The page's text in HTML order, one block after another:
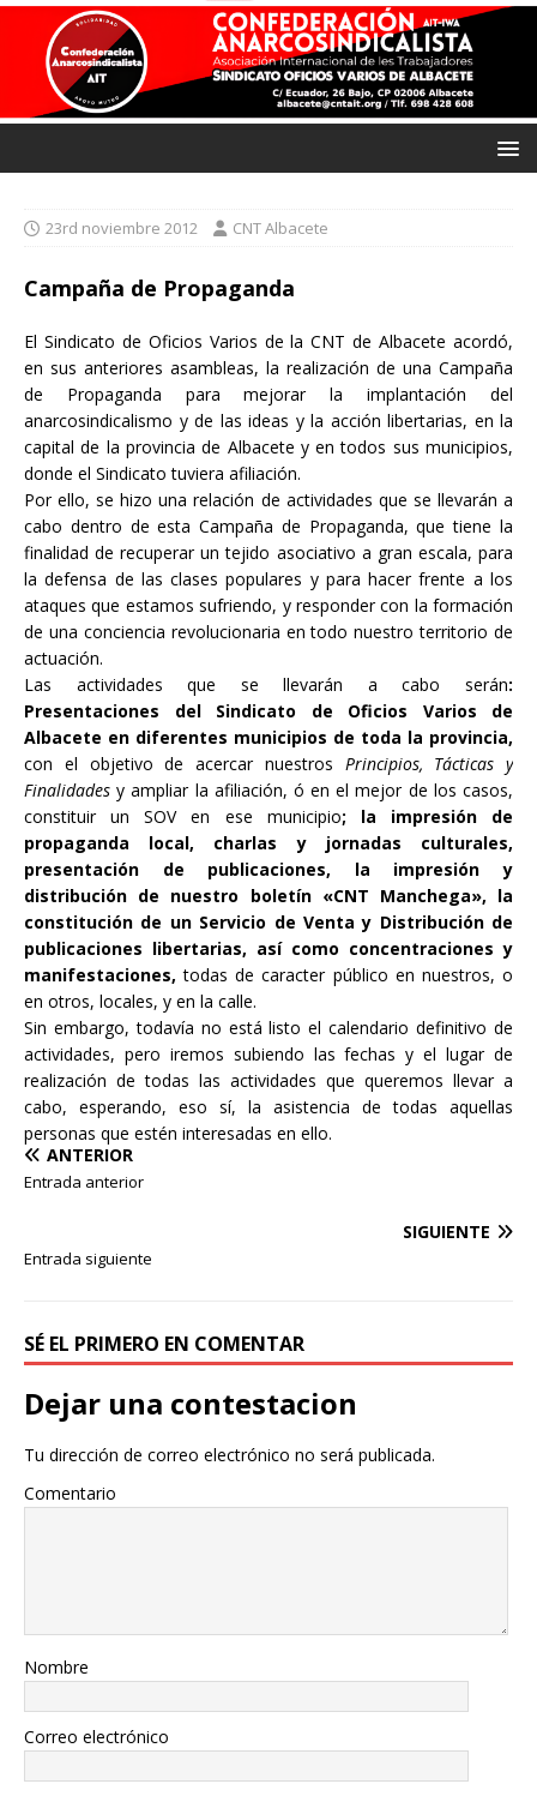
23rd noviembre 2012 CNT Albacete
Campaña de Propaganda
El Sindicato de Oficios Varios de la CNT de Albacete acordó,
en sus anteriores asambleas, la realización de una Campaña
de Propaganda para mejorar la implantación del
anarcosindicalismo y de las ideas y la acción libertarias, en la
capital de la provincia de Albacete y en todos sus municipios,
donde el Sindicato tuviera afiliación.
Por ello, se hizo una relación de actividades que se llevarán a
cabo dentro de esta Campaña de Propaganda, que tiene la
finalidad de recuperar un tejido asociativo a gran escala, para
la defensa de las clases populares y para hacer frente a los
ataques que estamos sufriendo, y responder con la formación
de una conciencia revolucionaria en todo nuestro territorio de
actuación.
Las actividades que se llevarán a cabo serán:
Presentaciones del Sindicato de Oficios Varios de
Albacete en diferentes municipios de toda la provincia,
con el objetivo de acercar nuestros Principios, Tácticas y
Finalidades y ampliar la afiliación, ó en el mejor de los casos,
constituir un SOV en ese municipio; la impresión de
propaganda local, charlas y jornadas culturales,
presentación de publicaciones, la impresión y
distribución de nuestro boletín «CNT Manchega», la
constitución de un Servicio de Venta y Distribución de
publicaciones libertarias, así como concentraciones y
manifestaciones, todas de caracter público en nuestros, o
en otros, locales, y en la calle.
Sin embargo, todavía no está listo el calendario definitivo de
actividades, pero iremos subiendo las fechas y el lugar de
realización de todas las actividades que queremos llevar a
cabo, esperando, eso sí, la asistencia de todas aquellas
personas que estén interesadas en ello.
ANTERIOR
Entrada anterior
SIGUIENTE
Entrada siguiente
SÉ EL PRIMERO EN COMENTAR
Dejar una contestacion
Tu dirección de correo electrónico no será publicada.
Comentario
Nombre
Correo electrónico